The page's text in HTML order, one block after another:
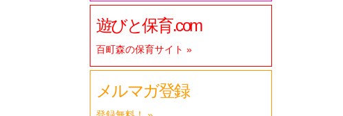
遊びと保育.com
百町森の保育サイト »
メルマガ登録